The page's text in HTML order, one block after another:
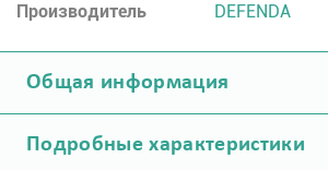
Производитель DEFENDA
Общая информация
Подробные характеристики